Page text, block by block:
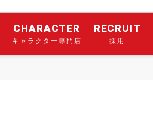
CHARACTER
キャラクター専門店
RECRUIT
採用